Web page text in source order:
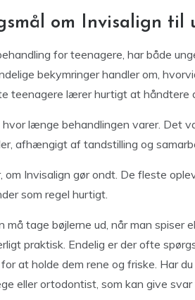
om Invisalign til
for teenagere, har både
bekymringer handler om,
teenagere lærer hurtigt at håndtere
længe behandlingen varer. Det
afhængigt af tandstilling og
om Invisalign gør ondt. De fleste
som regel hurtigt.
må tage bøjlerne ud, når man spiser
praktisk. Endelig er der ofte
at holde dem rene og friske. Har
eller ortodontist, som kan give